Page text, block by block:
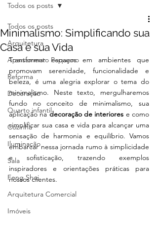
Todos os posts
Arquitetura
Apartamento Pequeno
Reforma
Decoração
Quarto infantil
Cozinha
Iluminação
Sala
Feng Shui
Arquitetura Comercial
Imóveis
Todos os posts
Minimalismo: Simplificando sua
Casa e sua Vida
Transformar espaços em ambientes que
promovam serenidade, funcionalidade e
beleza, é uma alegria explorar o tema do
minimalismo. Neste texto, mergulharemos
fundo no conceito de minimalismo, sua
aplicação na decoração de interiores e como
simplificar sua casa e vida para alcançar uma
sensação de harmonia e equilíbrio. Vamos
embarcar nessa jornada rumo à simplicidade
e sofisticação, trazendo exemplos
inspiradores e orientações práticas para
nossos clientes.